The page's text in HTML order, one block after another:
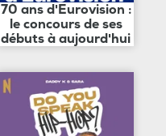
70 ans d'Eurovision :
le concours de ses
débuts à aujourd'hui